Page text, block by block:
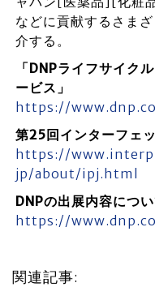
などに貢献するさま
介する。
「DNPライフサイク
ービス」
https://
第25回インターフェ
https://
jp/about/ipj.html
DNPの出展内容につ
https://
関連記事: